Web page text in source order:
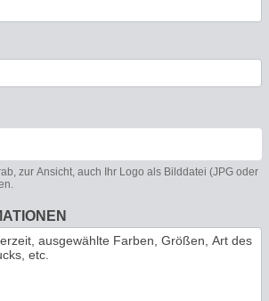
zur Ansicht, auch Ihr Logo als Bilddatei (JPG oder